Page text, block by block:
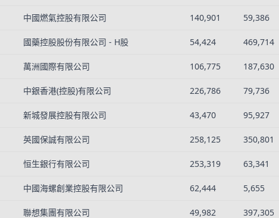
中國燃氣控股有限公司 140,901 59,386
國藥控股股份有限公司 - H股 54,424 469,714
萬洲國際有限公司 106,775 187,630
中銀香港(控股)有限公司 226,786 79,736
新城發展控股有限公司 43,470 95,927
英國保誠有限公司 258,125 350,801
恒生銀行有限公司 253,319 63,341
中國海螺創業控股有限公司 62,444 5,655
聯想集團有限公司 49,982 397,305